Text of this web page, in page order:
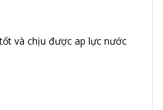
và chịu được ap lực nước